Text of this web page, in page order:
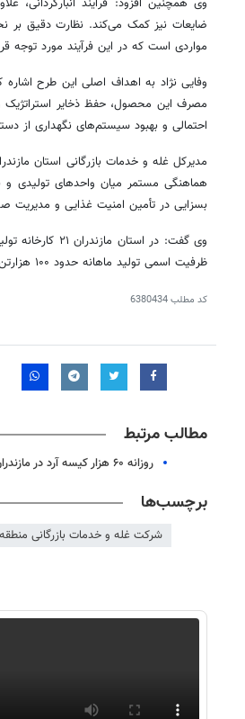
ضایعات نیز کمک می‌کند. نظارت دقیق بر
مواردی است که در این فرآیند مورد توجه
وفایی نژاد به اهداف اصلی این طرح
مصرف این محصول، حفظ ذخایر استراتژیک
احتمالی و بهبود سیستم‌های نگهداری از
مدیرکل غله و خدمات بازرگانی استان
هماهنگی مستمر میان واحدهای تولیدی و
بسزایی در تأمین امنیت غذایی و مدیریت
وی گفت: در استان مازندران ۲۱ کارخانه تولید آرد با ظرفیت نگهداری بیش از ۳۷۰
ظرفیت اسمی تولید ماهانه حدود ۱۰۰
کد مطلب6380434
مطالب مرتبط
روزانه ۶۰ هزار کیسه آرد در مازندران توزیع می‌شود
برچسب‌ها
شرکت غله و خدمات بازرگانی منطقه 2